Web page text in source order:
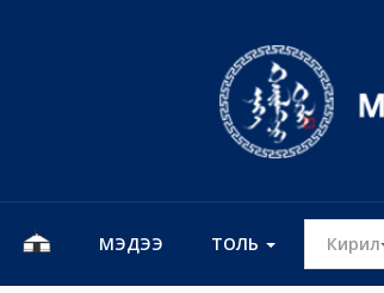
МЭДЭЭ ТОЛЬ Кирил